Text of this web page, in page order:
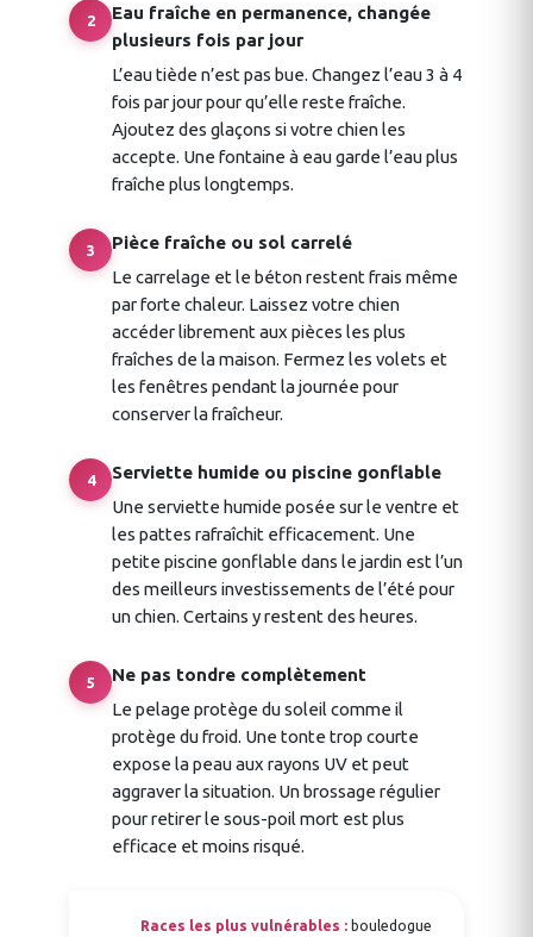
2
Eau fraîche en permanence, changée
plusieurs fois par jour
L’eau tiède n’est pas bue. Changez l’eau 3 à 4
fois par jour pour qu’elle reste fraîche.
Ajoutez des glaçons si votre chien les
accepte. Une fontaine à eau garde l’eau plus
fraîche plus longtemps.
3
Pièce fraîche ou sol carrelé
Le carrelage et le béton restent frais même
par forte chaleur. Laissez votre chien
accéder librement aux pièces les plus
fraîches de la maison. Fermez les volets et
les fenêtres pendant la journée pour
conserver la fraîcheur.
4
Serviette humide ou piscine gonflable
Une serviette humide posée sur le ventre et
les pattes rafraîchit efficacement. Une
petite piscine gonflable dans le jardin est l’un
des meilleurs investissements de l’été pour
un chien. Certains y restent des heures.
5
Ne pas tondre complètement
Le pelage protège du soleil comme il
protège du froid. Une tonte trop courte
expose la peau aux rayons UV et peut
aggraver la situation. Un brossage régulier
pour retirer le sous-poil mort est plus
efficace et moins risqué.
Races les plus vulnérables : bouledogue